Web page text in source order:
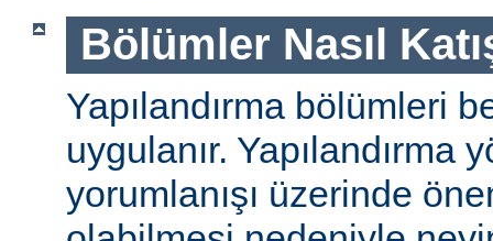
Bölümler Nasıl
Yapılandırma bölümleri
uygulanır. Yapılandırma
yorumlanışı üzerinde